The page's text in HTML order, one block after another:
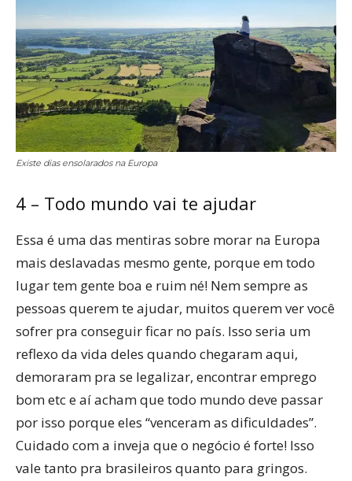
Existe dias ensolarados na Europa
4 – Todo mundo vai te ajudar
Essa é uma das mentiras sobre morar na Europa
mais deslavadas mesmo gente, porque em todo
lugar tem gente boa e ruim né! Nem sempre as
pessoas querem te ajudar, muitos querem ver você
sofrer pra conseguir ficar no país. Isso seria um
reflexo da vida deles quando chegaram aqui,
demoraram pra se legalizar, encontrar emprego
bom etc e aí acham que todo mundo deve passar
por isso porque eles “venceram as dificuldades”.
Cuidado com a inveja que o negócio é forte! Isso
vale tanto pra brasileiros quanto para gringos.